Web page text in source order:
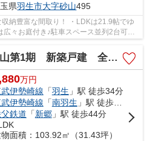
県羽生市大字砂山495
収納豊富な間取り！ ・LDKは21.9帖でゆ
広々お庭付き♪駐車スペース並列2台可
1期 新築戸建 全20区画 4号棟
万円
伊勢崎線 「羽生 」駅 徒歩34分
伊勢崎線 「南羽生 」駅 徒歩36分
鉄道 「新郷」駅 徒歩44分
面積：103.92㎡（31.43坪）